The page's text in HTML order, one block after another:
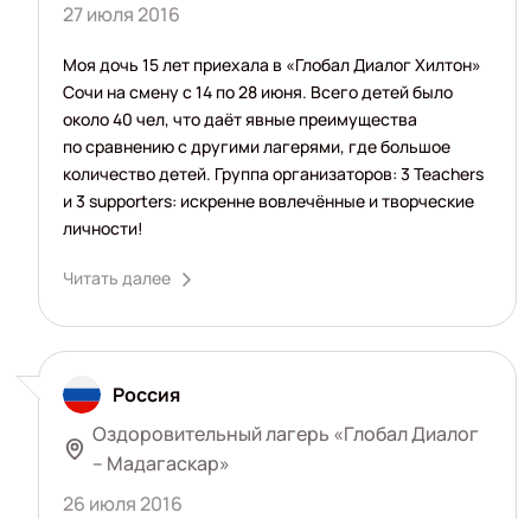
27 июля 2016
Моя дочь 15 лет приехала в «Глобал Диалог Хилтон»
Сочи на смену с 14 по 28 июня. Всего детей было
около 40 чел, что даёт явные преимущества
по сравнению с другими лагерями, где большое
количество детей. Группа организаторов: 3 Teachers
и 3 supporters: искренне вовлечённые и творческие
личности!
Читать далее
Россия
Оздоровительный лагерь «Глобал Диалог
– Мадагаскар»
26 июля 2016